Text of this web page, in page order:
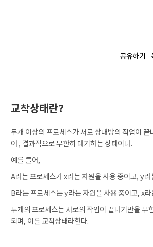
공유하기
교착상태란?
두개 이상의 프로세스가 서로 상대방의 작업이 끝
어 , 결과적으로 무한히 대기하는 상태이다.
예를 들어,
A라는 프로세스가 x라는 자원을 사용 중이고, y
B라는 프로세스는 y라는 자원을 사용 중이고, x
두개의 프로세스는 서로의 작업이 끝나기만을 무
되며, 이를 교착상태라한다.